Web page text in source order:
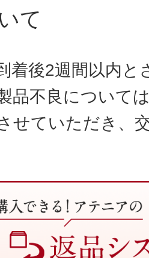
て
着後2週間以内と
品不良について
せていただき、